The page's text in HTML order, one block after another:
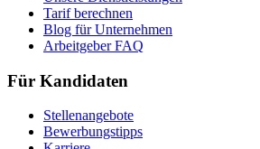
Tarif berechnen
Blog für Unternehmen
Arbeitgeber FAQ
Für Kandidaten
Stellenangebote
Bewerbungstipps